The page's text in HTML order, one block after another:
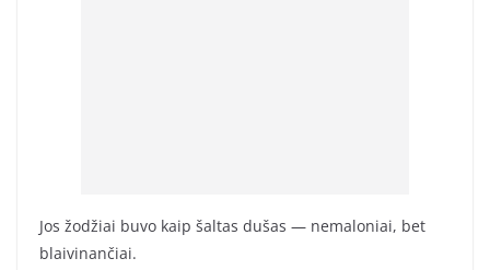
Jos žodžiai buvo kaip šaltas dušas — nemaloniai, bet
blaivinančiai.